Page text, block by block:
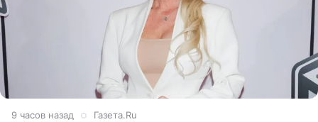
9 часов назад Газета.Ru